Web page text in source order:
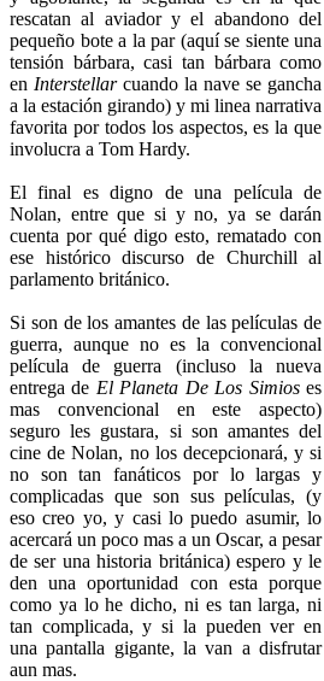
rescatan al aviador y el abandono del
pequeño bote a la par (aquí se siente una
tensión bárbara, casi tan bárbara como
en Interstellarcuando la nave se gancha
a la estación girando) y mi linea narrativa
favorita por todos los aspectos, es la que
involucra a Tom Hardy.
El final es digno de una película de
Nolan, entre que si y no, ya se darán
cuenta por qué digo esto, rematado con
ese histórico discurso de Churchill al
parlamento británico.
Si son de los amantes de las películas de
guerra, aunque no es la convencional
película de guerra (incluso la nueva
entrega de El Planeta De Los Simioses
mas convencional en este aspecto)
seguro les gustara, si son amantes del
cine de Nolan, no los decepcionará, y si
no son tan fanáticos por lo largas y
complicadas que son sus películas, (y
eso creo yo, y casi lo puedo asumir, lo
acercará un poco mas a un Oscar, a pesar
de ser una historia británica) espero y le
den una oportunidad con esta porque
como ya lo he dicho, ni es tan larga, ni
tan complicada, y si la pueden ver en
una pantalla gigante, la van a disfrutar
aun mas.